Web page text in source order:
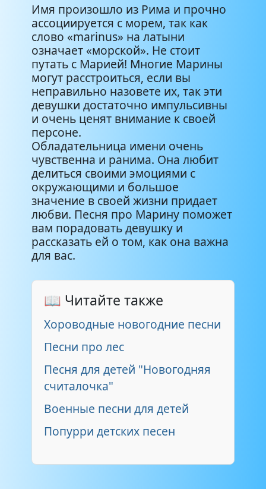
Имя произошло из Рима и прочно
ассоциируется с морем, так как
слово «marinus» на латыни
означает «морской». Не стоит
путать с Марией! Многие Марины
могут расстроиться, если вы
неправильно назовете их, так эти
девушки достаточно импульсивны
и очень ценят внимание к своей
персоне.
Обладательница имени очень
чувственна и ранима. Она любит
делиться своими эмоциями с
окружающими и большое
значение в своей жизни придает
любви. Песня про Марину поможет
вам порадовать девушку и
рассказать ей о том, как она важна
для вас.
📖 Читайте также
Хороводные новогодние песни
Песни про лес
Песня для детей "Новогодняя
считалочка"
Военные песни для детей
Попурри детских песен